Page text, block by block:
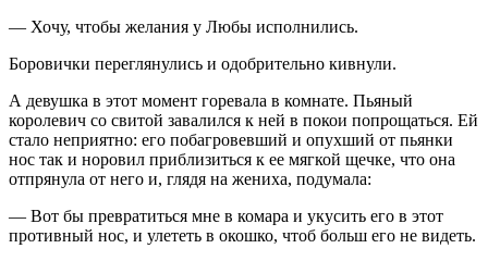
— Хочу, чтобы желания у Любы исполнились.
Боровички переглянулись и одобрительно кивнули.
А девушка в этот момент горевала в комнате. Пьяный
королевич со свитой завалился к ней в покои попрощаться. Ей
стало неприятно: его побагровевший и опухший от пьянки
нос так и норовил приблизиться к ее мягкой щечке, что она
отпрянула от него и, глядя на жениха, подумала:
— Вот бы превратиться мне в комара и укусить его в этот
противный нос, и улететь в окошко, чтоб больш его не видеть.